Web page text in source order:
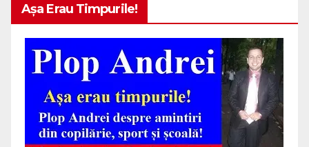
Așa Erau Timpurile!